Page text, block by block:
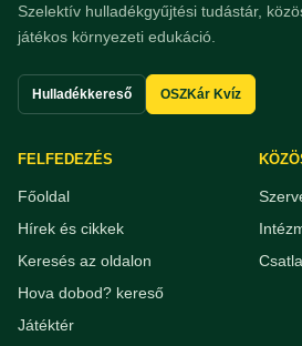
Szelektív hulladékgyűjtési tudástár,
játékos környezeti edukáció.
Hulladékkereső OSZKár Kvíz
FELFEDEZÉS
Főoldal
Hírek és cikkek
Keresés az oldalon
Hova dobod? kereső
Játéktér